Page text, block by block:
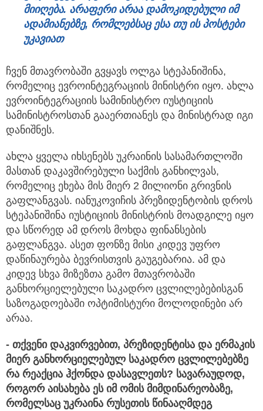
მიიღება. არაფერი არაა დამოკიდებული იმ
ადამიანებზე, რომლებსაც ესა თუ ის პოსტები
უკავიათ
ჩვენ მთავრობაში გვყავს ოლგა სტეპანიშინა,
რომელიც ევროინტეგრაციის მინისტრი იყო. ახლა
ევროინტეგრაციის სამინისტრო იუსტიციის
სამინისტროსთან გააერთიანეს და მინისტრად იგი
დანიშნეს.
ახლა ყველა იხსენებს უკრაინის სასამართლოში
მასთან დაკავშირებული საქმის განხილვას,
რომელიც ეხება მის მიერ 2 მილიონი გრივნის
გაფლანგვას. იანუკოვიჩის პრეზიდენტობის დროს
სტეპანიშინა იუსტიციის მინისტრის მოადგილე იყო
და სწორედ ამ დროს მოხდა ფინანსების
გაფლანგვა. ასეთ ფონზე მისი კიდევ უფრო
დაწინაურება ბევრისთვის გაუგებარია. ამ და
კიდევ სხვა მიზეზთა გამო მთავრობაში
განხორციელებული საკადრო ცვლილებებისგან
საზოგადოებაში ოპტიმისტური მოლოდინები არ
არაა.
- თქვენი დაკვირვებით, პრეზიდენტისა და ერმაკის
მიერ განხორციელებულ საკადრო ცვლილებებზე
რა რეაქცია ჰქონდა დასავლეთს? სავარაუდოდ,
როგორ აისახება ეს იმ ომის მიმდინარეობაზე,
რომელსაც უკრაინა რუსეთის წინააღმდეგ